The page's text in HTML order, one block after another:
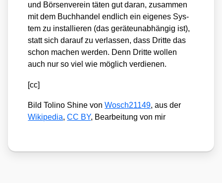
und Bör­sen­ver­ein täten gut dar­an, zusam­men
mit dem Buch­han­del end­lich ein eige­nes Sys­
tem zu instal­lie­ren (das gerä­te­un­ab­hän­gig ist),
statt sich dar­auf zu ver­las­sen, dass Drit­te das
schon machen wer­den. Denn Drit­te wol­len
auch nur so viel wie mög­lich ver­die­nen.
[cc]
Bild Toli­no Shi­ne vonWosch21149, aus der
Wiki­pe­dia,CC BY, Bear­bei­tung von mir